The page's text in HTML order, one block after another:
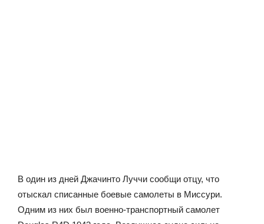
В один из дней Джачинто Луччи сообщи отцу, что
отыскал списанные боевые самолеты в Миссури.
Одним из них был военно-транспортный самолет